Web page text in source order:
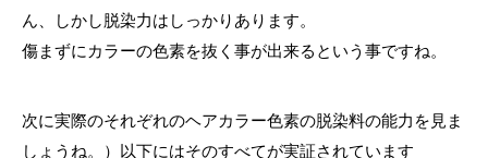
ん、しかし脱染力はしっかりあります。
傷まずにカラーの色素を抜く事が出来るという事ですね。
次に実際のそれぞれのヘアカラー色素の脱染料の能力を見ま
しょうね。）以下にはそのすべてが実証されています